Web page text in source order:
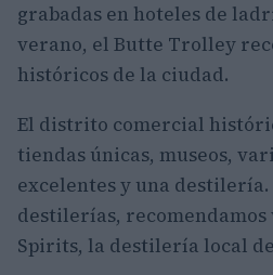
grabadas en hoteles de
verano, el Butte Trolley
históricos de la ciudad.
El distrito comercial
tiendas únicas, museos,
excelentes y una destilería.
destilerías,
Spirits, la destilería local